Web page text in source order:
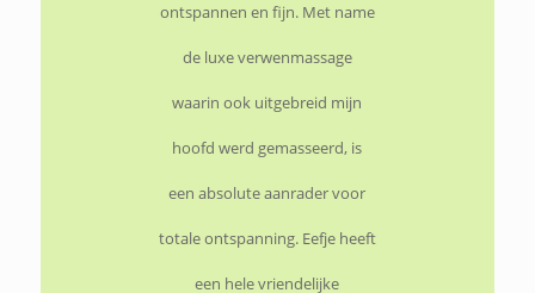
ontspannen en fijn. Met name
de luxe verwenmassage
waarin ook uitgebreid mijn
hoofd werd gemasseerd, is
een absolute aanrader voor
totale ontspanning. Eefje heeft
een hele vriendelijke
mij gekozen combinatie van
oliën en dan ingepakt worden
in warme omhullende
flanellen lakens en wollen
dekens. Het heeft absoluut
een helende werking, echt een